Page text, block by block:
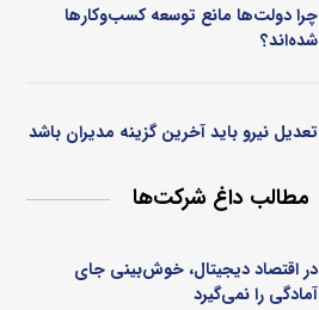
چرا دولت‌ها مانع توسعه کسب‌وکارها
شده‌اند؟
تعدیل نیرو باید آخرین گزینه مدیران باشد
مطالب داغ شرکت‌ها
در اقتصاد دیجیتال، خوش‌بینی جای
آمادگی را نمی‌گیرد